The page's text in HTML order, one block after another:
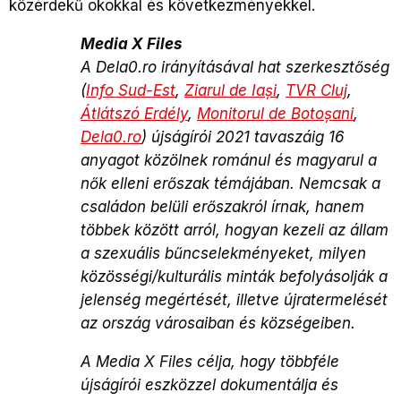
közérdekű okokkal és következményekkel.
Media X Files
A Dela0.ro irányításával hat szerkesztőség
(Info Sud-Est, Ziarul de Iași, TVR Cluj,
Átlátszó Erdély, Monitorul de Botoșani,
Dela0.ro) újságírói 2021 tavaszáig 16
anyagot közölnek románul és magyarul a
nők elleni erőszak témájában. Nemcsak a
családon belüli erőszakról írnak, hanem
többek között arról, hogyan kezeli az állam
a szexuális bűncselekményeket, milyen
közösségi/kulturális minták befolyásolják a
jelenség megértését, illetve újratermelését
az ország városaiban és községeiben.
A Media X Files célja, hogy többféle
újságírói eszközzel dokumentálja és